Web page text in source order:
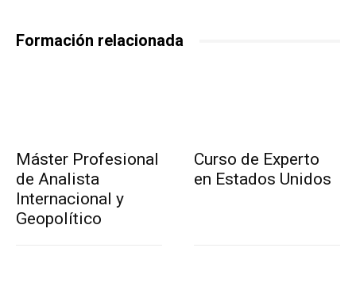
Formación relacionada
Máster Profesional
de Analista
Internacional y
Geopolítico
Curso de Experto
en Estados Unidos